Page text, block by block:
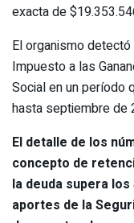
exacta de
El organismo
Impuesto a las
Social en un período
hasta septiembre de
El detalle de los
concepto de
la deuda supera
aportes de la